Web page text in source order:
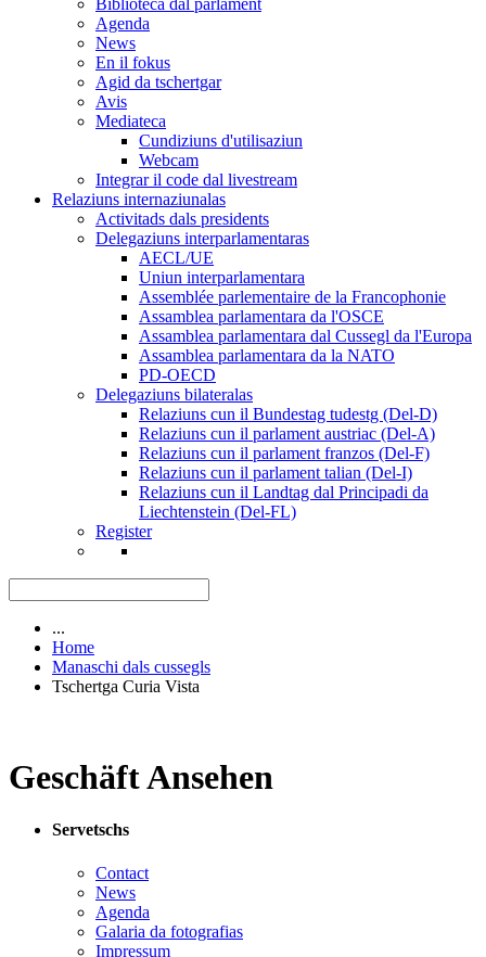
Biblioteca dal parlament
Agenda
News
En il fokus
Agid da tschertgar
Avis
Mediateca
Cundiziuns d'utilisaziun
Webcam
Integrar il code dal livestream
Relaziuns internaziunalas
Activitads dals presidents
Delegaziuns interparlamentaras
AECL/UE
Uniun interparlamentara
Assemblée parlementaire de la Francophonie
Assamblea parlamentara da l'OSCE
Assamblea parlamentara dal Cussegl da l'Europa
Assamblea parlamentara da la NATO
PD-OECD
Delegaziuns bilateralas
Relaziuns cun il Bundestag tudestg (Del-D)
Relaziuns cun il parlament austriac (Del-A)
Relaziuns cun il parlament franzos (Del-F)
Relaziuns cun il parlament talian (Del-I)
Relaziuns cun il Landtag dal Principadi da
Liechtenstein (Del-FL)
Register
...
Home
Manaschi dals cussegls
Tschertga Curia Vista
Geschäft Ansehen
Servetschs
Contact
News
Agenda
Galaria da fotografias
Impressum